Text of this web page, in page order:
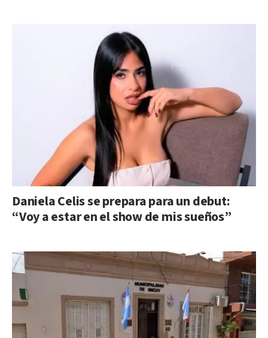
Daniela Celis se prepara para un debut:
“Voy a estar en el show de mis sueños”